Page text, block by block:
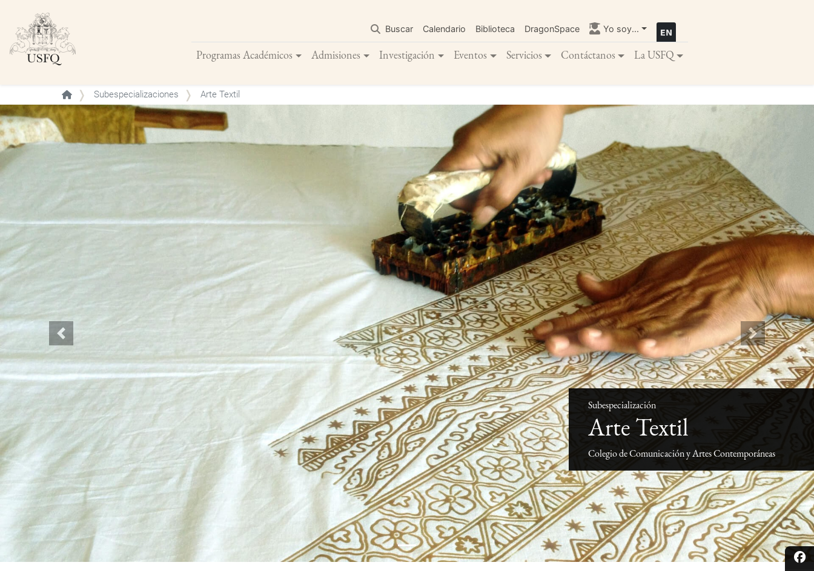
contenido
principal
Buscar Calendario Biblioteca DragonSpace Yo soy...
Programas Académicos Admisiones Investigación Eventos Servicios Contáctanos La USFQ
Buscar
Subespecializaciones Arte Textil
Previous Next
Subespecialización
Arte Textil
Colegio de Comunicación y Artes Contemporáneas